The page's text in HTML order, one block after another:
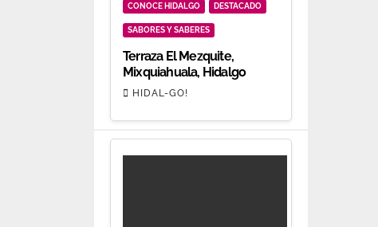
CONOCE HIDALGO DESTACADO
SABORES Y SABERES
Terraza El Mezquite,
Mixquiahuala, Hidalgo
HIDAL-GO!